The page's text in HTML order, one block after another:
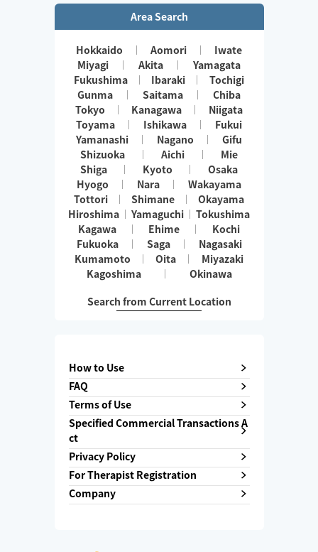
Area Search
Hokkaido Aomori
Iwate
Miyagi
Akita
Yamagata
Fukushima
Ibaraki
Tochigi
Gunma
Saitama
Chiba
Tokyo
Kanagawa
Niigata
Toyama
Ishikawa
Fukui
Yamanashi
Nagano
Gifu
Shizuoka
Aichi
Mie
Shiga
Kyoto
Osaka
Hyogo
Nara
Wakayama
Tottori
Shimane
Okayama
Hiroshima
Yamaguchi
Tokushima
Kagawa
Ehime
Kochi
Fukuoka
Saga
Nagasaki
Kumamoto
Oita
Miyazaki
Kagoshima
Okinawa
Search from Current Location
How to Use
FAQ
Terms of Use
Specified Commercial Transactions A
ct
Privacy Policy
For Therapist Registration
Company